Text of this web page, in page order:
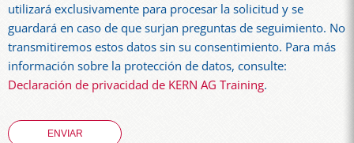
utilizará exclusivamente para procesar la solicitud y se
guardará en caso de que surjan preguntas de seguimiento. No
transmitiremos estos datos sin su consentimiento. Para más
información sobre la protección de datos, consulte:
Declaración de privacidad de KERN AG Training.